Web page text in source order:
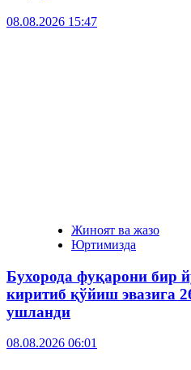
08.08.2026 15:47
Жиноят ва жазо
Юртимизда
Бухорода фуқарони бир
киритиб қўйиш эвазига
ушланди
08.08.2026 06:01